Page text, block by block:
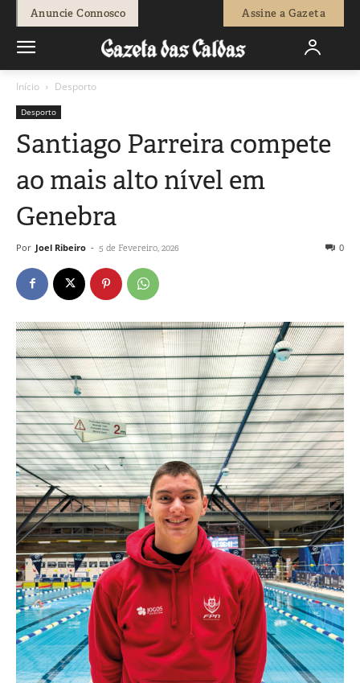
Anuncie Connosco Assine a Gazeta
Início Desporto
Desporto
Santiago Parreira compete
ao mais alto nível em
Genebra
Por Joel Ribeiro - 5 de Fevereiro, 2026 0